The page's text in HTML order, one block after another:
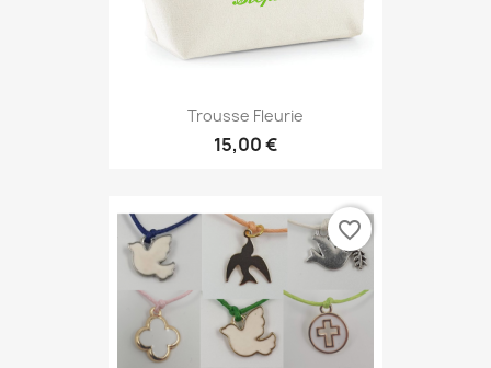
Trousse Fleurie
15,00 €
favorite_border